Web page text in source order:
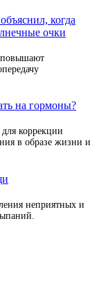
когда
очки
повышают
на гормоны?
коррекции
в образе жизни и
неприятных и